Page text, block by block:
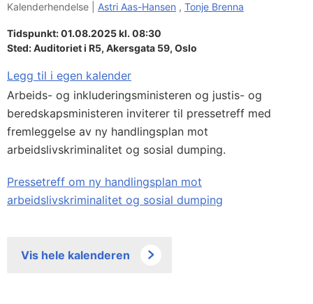
Kalenderhendelse | Astri Aas-Hansen , Tonje Brenna
Tidspunkt: 01.08.2025 kl. 08:30
Sted:Auditoriet i R5, Akersgata 59, Oslo
Legg til i egen kalender
Arbeids- og inkluderingsministeren og justis- og
beredskapsministeren inviterer til pressetreff med
fremleggelse av ny handlingsplan mot
arbeidslivskriminalitet og sosial dumping.
Pressetreff om ny handlingsplan mot
arbeidslivskriminalitet og sosial dumping
Vis hele kalenderen